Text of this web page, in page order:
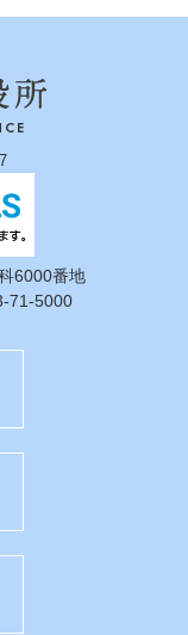
6000番地
71-5000